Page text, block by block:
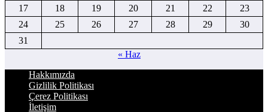
17
18 19 20 21 22
23
24
25 26 27 28 29
30
31
« Haz
Hakkımızda
Gizlilik Politikası
Çerez Politikası
İletişim